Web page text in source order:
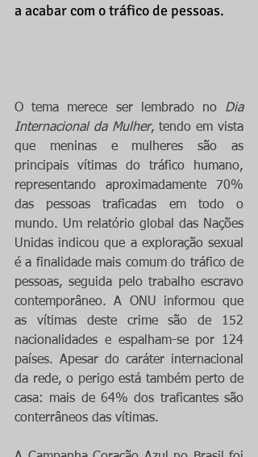
a acabar com o tráfico de pessoas.
O tema merece ser lembrado no Dia
Internacional da Mulher, tendo em vista
que meninas e mulheres são as
principais vítimas do tráfico humano,
representando aproximadamente 70%
das pessoas traficadas em todo o
mundo. Um relatório global das Nações
Unidas indicou que a exploração sexual
é a finalidade mais comum do tráfico de
pessoas, seguida pelo trabalho escravo
contemporâneo. A ONU informou que
as vítimas deste crime são de 152
nacionalidades e espalham-se por 124
países. Apesar do caráter internacional
da rede, o perigo está também perto de
casa: mais de 64% dos traficantes são
conterrâneos das vítimas.